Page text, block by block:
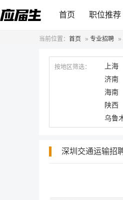
首页 职位推荐
当前位置： 首页 » 专业招聘 »
按地区筛选： 上海
济南
海南
陕西
乌鲁
深圳交通运输招